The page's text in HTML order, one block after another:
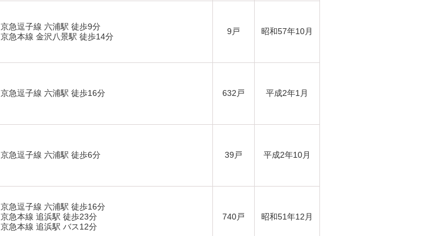
京急逗子線 六浦駅 徒歩9分
京急本線 金沢八景駅 徒歩14分
9戸 昭和57年10月
京急逗子線 六浦駅 徒歩16分 632戸 平成2年1月
京急逗子線 六浦駅 徒歩6分 39戸 平成2年10月
京急逗子線 六浦駅 徒歩16分
京急本線 追浜駅 徒歩23分
京急本線 追浜駅 バス12分
740戸 昭和51年12月